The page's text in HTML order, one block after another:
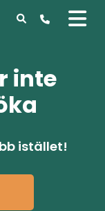
inte
istället!